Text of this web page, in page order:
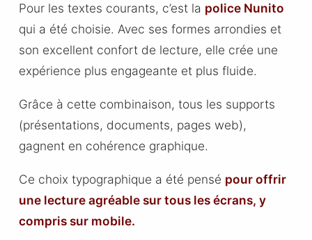
Pour les textes courants, c’est la police Nunito
qui a été choisie. Avec ses formes arrondies et
son excellent confort de lecture, elle crée une
expérience plus engageante et plus fluide.
Grâce à cette combinaison, tous les supports
(présentations, documents, pages web),
gagnent en cohérence graphique.
Ce choix typographique a été pensé pour offrir
une lecture agréable sur tous les écrans, y
compris sur mobile.